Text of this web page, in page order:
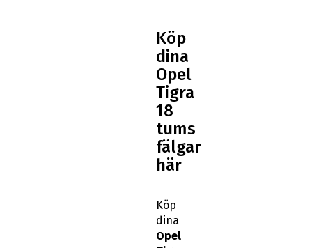
Köp
dina
Opel
Tigra
18
tums
fälgar
här
Köp
dina
Opel